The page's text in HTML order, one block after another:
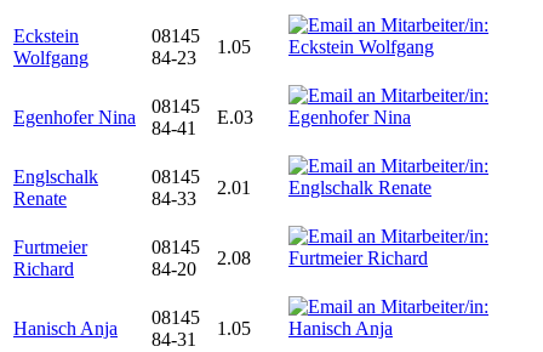
Eckstein
Wolfgang
08145
84-23
1.05
Egenhofer Nina
08145
84-41
E.03
Englschalk
Renate
08145
84-33
2.01
Furtmeier
Richard
08145
84-20
2.08
Hanisch Anja
08145
84-31
1.05